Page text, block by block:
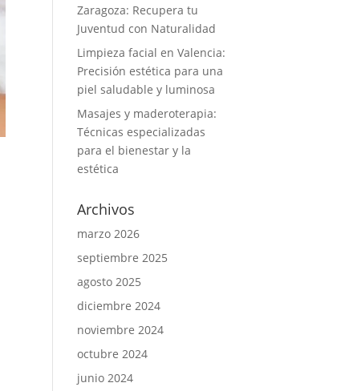
Zaragoza: Recupera tu
Juventud con Naturalidad
Limpieza facial en Valencia:
Precisión estética para una
piel saludable y luminosa
Masajes y maderoterapia:
Técnicas especializadas
para el bienestar y la
estética
Archivos
marzo 2026
septiembre 2025
agosto 2025
diciembre 2024
noviembre 2024
octubre 2024
junio 2024